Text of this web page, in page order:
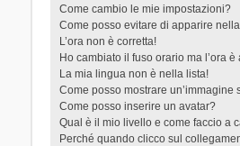
Come cambio le mie impostazioni?
Come posso evitare di apparire
L’ora non è corretta!
Ho cambiato il fuso orario ma l’ora
La mia lingua non è nella lista!
Come posso mostrare un’immagine
Come posso inserire un avatar?
Qual è il mio livello e come faccio a
Perché quando clicco sul